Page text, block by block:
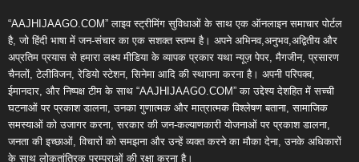
“AAJHIJAAGO.COM” लाइव स्ट्रीमिंग सुविधाओं के साथ एक ऑनलाइन समाचार पोर्टल
है, जो हिंदी भाषा में जन-संचार का एक सशक्त स्तम्भ है। अपने अभिनव,अनुभव,अद्वितीय और
अप्रतिम प्रयास से हमारा लक्ष्य मीडिया के व्यापक प्रकार यथा न्यूज़ पेपर, मैगजीन, प्रसारण
चैनलों, टेलीविजन, रेडियो स्टेशन, सिनेमा आदि की स्थापना करना है। अपनी परिपक्व,
ईमानदार, और निष्पक्ष टीम के साथ “AAJHIJAAGO.COM” का उद्देश्य देशहित में सच्ची
घटनाओं पर प्रकाश डालना, उनका गुणात्मक और मात्रात्मक विश्लेषण बताना, सामाजिक
समस्याओं को उजागर करना, सरकार की जन-कल्याणकारी योजनाओं पर प्रकाश डालना,
जनता की इच्छाओं, विचारों को समझना और उन्हें व्यक्त करने का मौका देना, उनके अधिकारों
के साथ लोकतांत्रिक परम्पराओं की रक्षा करना है।